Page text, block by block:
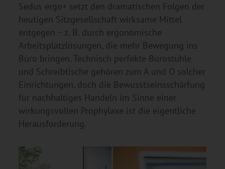
Sedus ergo+ setzt den dramatischen Folgen der
heutigen Sitzgesellschaft wirksame Mittel
entgegen − z. B. durch ergonomische
Arbeitsplatzlösungen, die mehr Bewegung ins
Büro bringen. Technisch perfekte Bürostühle
und Schreibtische gehören zum A und O solcher
Einrichtungen, doch die Bewusstseinsschärfung
für nachhaltiges Handeln im Sinne einer
wirkungsvollen Prophylaxe ist die eigentliche
Herausforderung.